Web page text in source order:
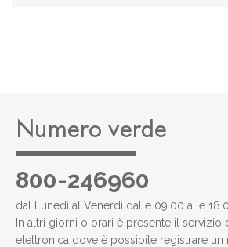
Numero verde
800-246960
dal Lunedì al Venerdì dalle 09.00 alle
In altri giorni o orari è presente il servizio
elettronica dove è possibile registrare un